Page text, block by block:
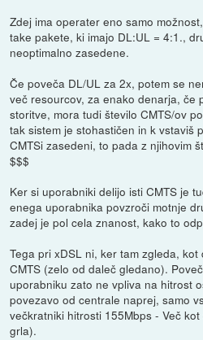
Zdej ima operater eno samo
take pakete, ki imajo DL:UL = 4:1.,
neoptimalno zasedene.
Če poveča DL/UL za 2x, potem se
več resourcov, za enako denarja, če
storitve, mora tudi število CMTS/ov
tak sistem je stohastičen in k vstaviš
CMTSi zasedeni, to pada z njihovim
$$$
Ker si uporabniki delijo isti CMTS je
enega uporabnika povzroči motnje
zadej je pol cela znanost, kako to
Tega pri xDSL ni, ker tam zgleda,
CMTS (zelo od daleč gledano).
uporabniku zato ne vpliva na hitrost
povezavo od centrale naprej, samo
večkratniki hitrosti 155Mbps - Več
grla).